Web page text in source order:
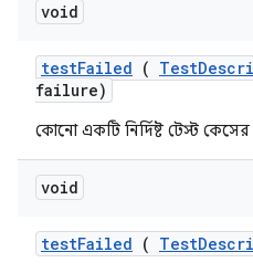
void
testFailed ( Test
failure)
কোনো একটি নির্দিষ্ট টেস্ট কেসের
void
testFailed ( Test